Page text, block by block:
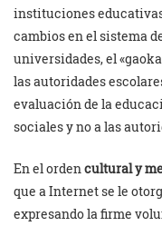
instituciones
cambios en el sistema
universidades, el
las autoridades
evaluación de la
sociales y no a las
En el ordencultural y
que a Internet se le
expresando la firme